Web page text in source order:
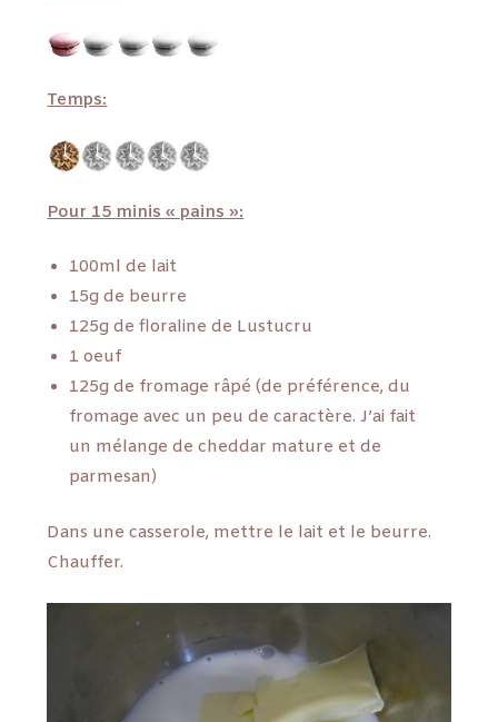
Temps:
Pour 15 minis « pains »:
100ml de lait
15g de beurre
125g de floraline de Lustucru
1 oeuf
125g de fromage râpé (de préférence, du
fromage avec un peu de caractère. J’ai fait
un mélange de cheddar mature et de
parmesan)
Dans une casserole, mettre le lait et le beurre.
Chauffer.